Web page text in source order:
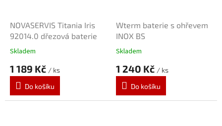
NOVASERVIS Titania Iris
92014.0 dřezová baterie
Skladem
1 189 Kč / ks
Do košíku
Wterm baterie s ohřevem
INOX BS
Skladem
1 240 Kč / ks
Do košíku